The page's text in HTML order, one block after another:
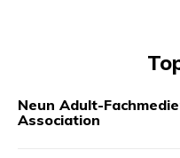
Neun Adult-
Association